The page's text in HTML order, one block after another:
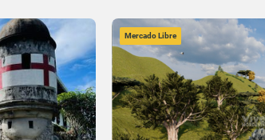
Mercado Libre